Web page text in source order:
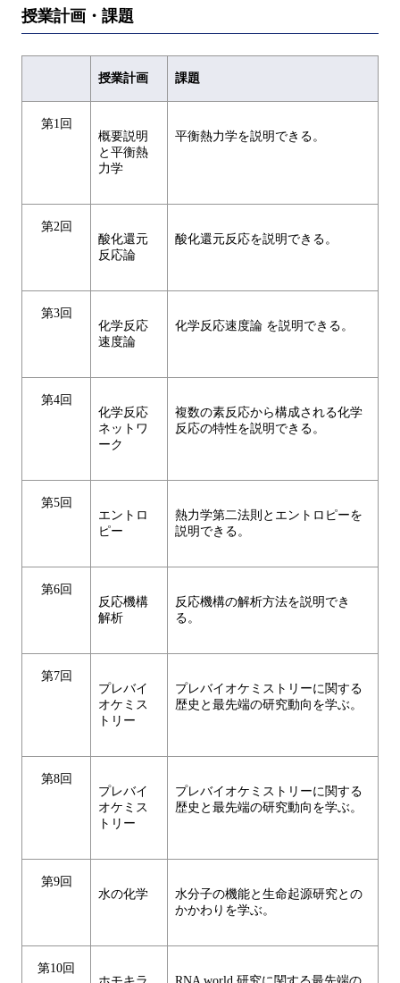
授業計画・課題
授業計画 課題
第1回
概要説明
と平衡熱
力学
平衡熱力学を説明できる。
第2回
酸化還元
反応論
酸化還元反応を説明できる。
第3回
化学反応
速度論
化学反応速度論 を説明できる。
第4回
化学反応
ネットワ
ーク
複数の素反応から構成される化学
反応の特性を説明できる。
第5回
エントロ
ピー
熱力学第二法則とエントロピーを
説明できる。
第6回
反応機構
解析
反応機構の解析方法を説明でき
る。
第7回
プレバイ
オケミス
トリー
プレバイオケミストリーに関する
歴史と最先端の研究動向を学ぶ。
第8回
プレバイ
オケミス
トリー
プレバイオケミストリーに関する
歴史と最先端の研究動向を学ぶ。
第9回
水の化学
水分子の機能と生命起源研究との
かかわりを学ぶ。
第10回